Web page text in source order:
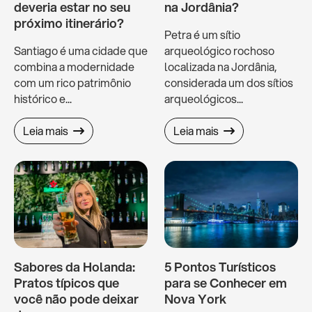
deveria estar no seu
próximo itinerário?
Santiago é uma cidade que
combina a modernidade
com um rico patrimônio
histórico e...
Leia mais
na Jordânia?
Petra é um sítio
arqueológico rochoso
localizada na Jordânia,
considerada um dos sítios
arqueológicos...
Leia mais
Sabores da Holanda:
Pratos típicos que
você não pode deixar
5 Pontos Turísticos
para se Conhecer em
Nova York